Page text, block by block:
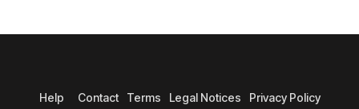
Help Contact Terms Legal Notices Privacy Policy